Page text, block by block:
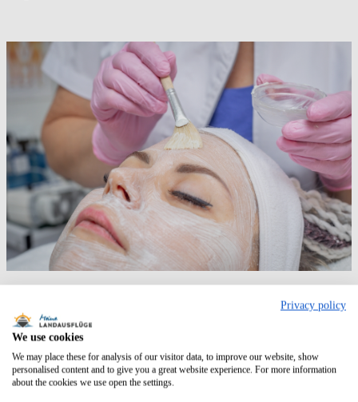
Eine andere Möglichkeit, das Wellness-Programm von AIDA
reichlich auszukosten, ist das Buchen eines der Verwöhnpakete,
welche verschiedene SPA-Angebote für Ihre Wellnessreise
beinhalten. Diese sind buchbar für die AIDAbella, AIDAblu,
AIDAdiva, AIDAluna, AIDAmar, AIDAsol sowie die AIDAstella.
Privacy policy
We use cookies
We may place these for analysis of our visitor data, to improve our website, show
personalised content and to give you a great website experience. For more information
about the cookies we use open the settings.